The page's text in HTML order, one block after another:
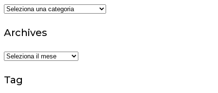
Categories
Archives
Archives
Tag